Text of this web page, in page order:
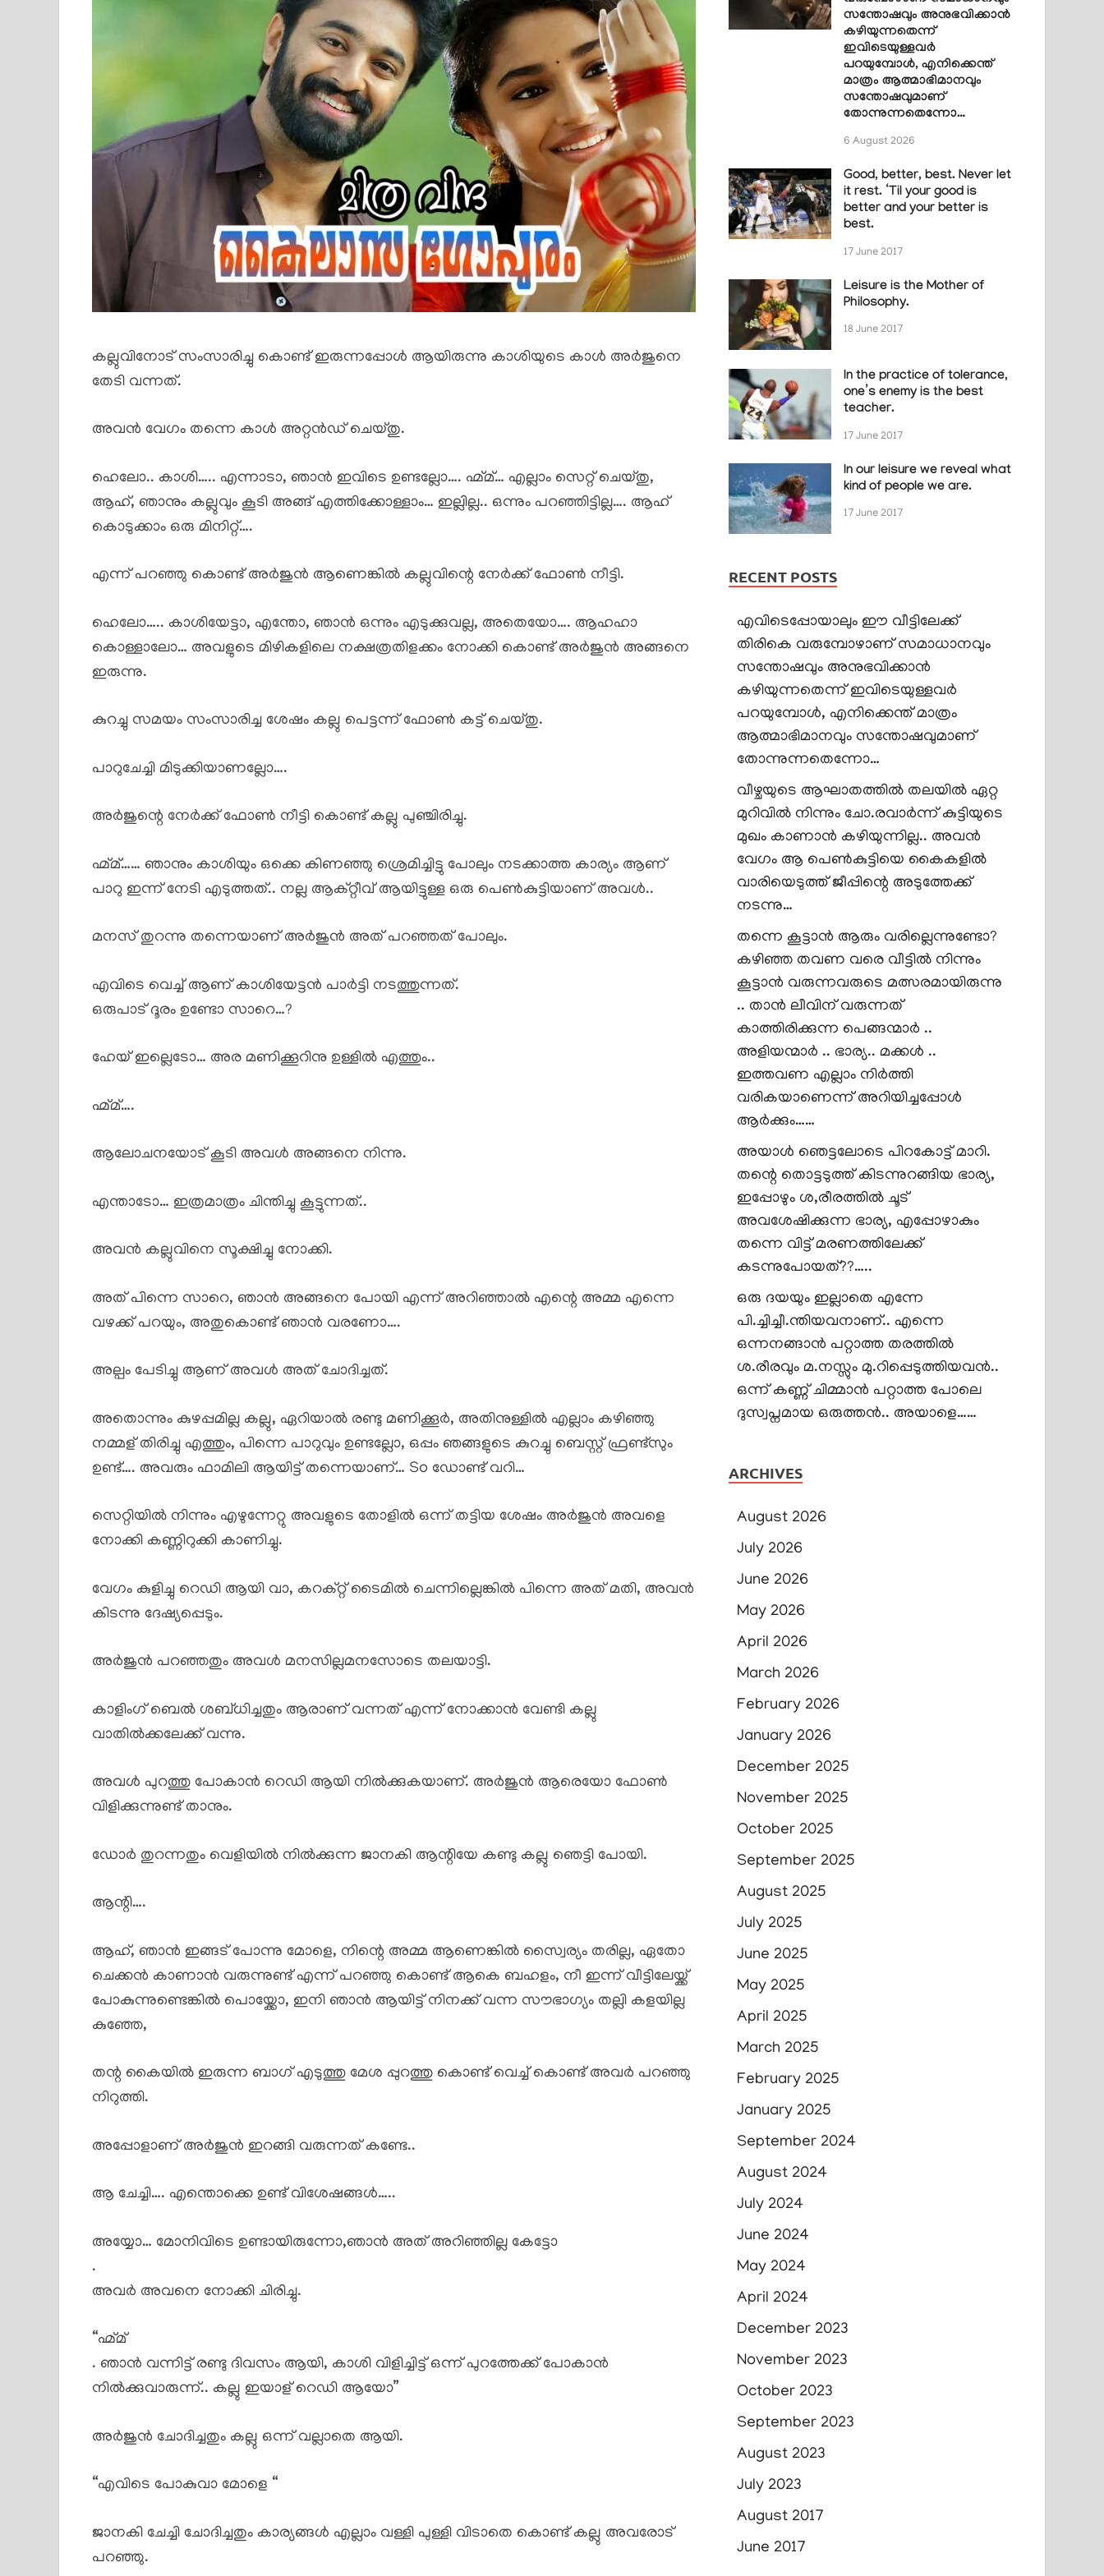
കല്ലുവിനോട് സംസാരിച്ചു കൊണ്ട് ഇരുന്നപ്പോൾ ആയിരുന്നു കാശിയുടെ കാൾ അർജുനെ
തേടി വന്നത്.
അവൻ വേഗം തന്നെ കാൾ അറ്റൻഡ് ചെയ്തു.
ഹെലോ.. കാശി….. എന്നാടാ, ഞാൻ ഇവിടെ ഉണ്ടല്ലോ…. ഹ്മ്മ്… എല്ലാം സെറ്റ് ചെയ്തു,
ആഹ്, ഞാനും കല്ലുവും കൂടി അങ്ങ് എത്തിക്കോള്ളാം… ഇല്ലില്ല.. ഒന്നും പറഞ്ഞിട്ടില്ല…. ആഹ്
കൊടുക്കാം ഒരു മിനിറ്റ്….
എന്ന് പറഞ്ഞു കൊണ്ട് അർജുൻ ആണെങ്കിൽ കല്ലുവിന്റെ നേർക്ക് ഫോൺ നീട്ടി.
ഹെലോ….. കാശിയേട്ടാ, എന്തോ, ഞാൻ ഒന്നും എടുക്കുവല്ല, അതെയോ…. ആഹഹാ
കൊള്ളാലോ… അവളുടെ മിഴികളിലെ നക്ഷത്രതിളക്കം നോക്കി കൊണ്ട് അർജുൻ അങ്ങനെ
ഇരുന്നു.
കുറച്ചു സമയം സംസാരിച്ച ശേഷം കല്ലു പെട്ടന്ന് ഫോൺ കട്ട്‌ ചെയ്തു.
പാറുചേച്ചി മിടുക്കിയാണല്ലോ….
അർജുന്റെ നേർക്ക് ഫോൺ നീട്ടി കൊണ്ട് കല്ലു പുഞ്ചിരിച്ചു.
ഹ്മ്മ്…… ഞാനും കാശിയും ഒക്കെ കിണഞ്ഞു ശ്രെമിച്ചിട്ടു പോലും നടക്കാത്ത കാര്യം ആണ്
പാറു ഇന്ന് നേടി എടുത്തത്.. നല്ല ആക്റ്റീവ് ആയിട്ടുള്ള ഒരു പെൺകുട്ടിയാണ് അവൾ..
മനസ് തുറന്നു തന്നെയാണ് അർജുൻ അത് പറഞ്ഞത് പോലും.
എവിടെ വെച്ച് ആണ് കാശിയേട്ടൻ പാർട്ടി നടത്തുന്നത്.
ഒരുപാട് ദൂരം ഉണ്ടോ സാറെ…?
ഹേയ് ഇല്ലെടോ… അര മണിക്കൂറിനു ഉള്ളിൽ എത്തും..
ഹ്മ്മ്….
ആലോചനയോട് കൂടി അവൾ അങ്ങനെ നിന്നു.
എന്താടോ… ഇത്രമാത്രം ചിന്തിച്ചു കൂട്ടുന്നത്..
അവൻ കല്ലുവിനെ സൂക്ഷിച്ചു നോക്കി.
അത് പിന്നെ സാറെ, ഞാൻ അങ്ങനെ പോയി എന്ന് അറിഞ്ഞാൽ എന്റെ അമ്മ എന്നെ
വഴക്ക് പറയും, അതുകൊണ്ട് ഞാൻ വരണോ….
അല്പം പേടിച്ചു ആണ് അവൾ അത് ചോദിച്ചത്.
അതൊന്നും കുഴപ്പമില്ല കല്ലു, ഏറിയാൽ രണ്ടു മണിക്കൂർ, അതിനുള്ളിൽ എല്ലാം കഴിഞ്ഞു
നമ്മള് തിരിച്ചു എത്തും, പിന്നെ പാറുവും ഉണ്ടല്ലോ, ഒപ്പം ഞങ്ങളുടെ കുറച്ചു ബെസ്റ്റ് ഫ്രണ്ട്സും
ഉണ്ട്…. അവരും ഫാമിലി ആയിട്ട് തന്നെയാണ്… So ഡോണ്ട് വറി…
സെറ്റിയിൽ നിന്നും എഴുന്നേറ്റു അവളുടെ തോളിൽ ഒന്ന് തട്ടിയ ശേഷം അർജുൻ അവളെ
നോക്കി കണ്ണിറുക്കി കാണിച്ചു.
വേഗം കുളിച്ചു റെഡി ആയി വാ, കറക്റ്റ് ടൈമിൽ ചെന്നില്ലെങ്കിൽ പിന്നെ അത് മതി, അവൻ
കിടന്നു ദേഷ്യപ്പെടും.
അർജുൻ പറഞ്ഞതും അവൾ മനസില്ലമനസോടെ തലയാട്ടി.
കാളിംഗ് ബെൽ ശബ്ധിച്ചതും ആരാണ് വന്നത് എന്ന് നോക്കാൻ വേണ്ടി കല്ലു
വാതിൽക്കലേക്ക് വന്നു.
അവൾ പുറത്തു പോകാൻ റെഡി ആയി നിൽക്കുകയാണ്. അർജുൻ ആരെയോ ഫോൺ
വിളിക്കുന്നുണ്ട് താനും.
ഡോർ തുറന്നതും വെളിയിൽ നിൽക്കുന്ന ജാനകി ആന്റിയേ കണ്ടു കല്ലു ഞെട്ടി പോയി.
ആന്റി….
ആഹ്, ഞാൻ ഇങ്ങട് പോന്നു മോളെ, നിന്റെ അമ്മ ആണെങ്കിൽ സ്വൈര്യം തരില്ല, ഏതോ
ചെക്കൻ കാണാൻ വരുന്നുണ്ട് എന്ന് പറഞ്ഞു കൊണ്ട് ആകെ ബഹളം, നീ ഇന്ന് വീട്ടിലേയ്ക്ക്
പോകുന്നുണ്ടെങ്കിൽ പൊയ്ക്കോ, ഇനി ഞാൻ ആയിട്ട് നിനക്ക് വന്ന സൗഭാഗ്യം തല്ലി കളയില്ല
കുഞ്ഞേ,
തന്റ കൈയിൽ ഇരുന്ന ബാഗ് എടുത്തു മേശ പ്പുറത്തു കൊണ്ട് വെച്ച് കൊണ്ട് അവർ പറഞ്ഞു
നിറുത്തി.
അപ്പോളാണ് അർജുൻ ഇറങ്ങി വരുന്നത് കണ്ടേ..
ആ ചേച്ചി…. എന്തൊക്കെ ഉണ്ട് വിശേഷങ്ങൾ…..
അയ്യോ… മോനിവിടെ ഉണ്ടായിരുന്നോ,ഞാൻ അത് അറിഞ്ഞില്ല കേട്ടോ
.
അവർ അവനെ നോക്കി ചിരിച്ചു.
“ഹ്മ്മ്
. ഞാൻ വന്നിട്ട് രണ്ടു ദിവസം ആയി, കാശി വിളിച്ചിട്ട് ഒന്ന് പുറത്തേക്ക് പോകാൻ
നിൽക്കുവാരുന്ന്.. കല്ലു ഇയാള് റെഡി ആയോ”
അർജുൻ ചോദിച്ചതും കല്ലു ഒന്ന് വല്ലാതെ ആയി.
“എവിടെ പോകുവാ മോളെ “
ജാനകി ചേച്ചി ചോദിച്ചതും കാര്യങ്ങൾ എല്ലാം വള്ളി പുള്ളി വിടാതെ കൊണ്ട് കല്ലു അവരോട്
പറഞ്ഞു.
സന്തോഷവും അനുഭവിക്കാൻ
കഴിയുന്നതെന്ന്
ഇവിടെയുള്ളവർ
പറയുമ്പോൾ, എനിക്കെന്ത്
മാത്രം ആത്മാഭിമാനവും
സന്തോഷവുമാണ്
തോന്നുന്നതെന്നോ…
6 August 2026
Good, better, best. Never let
it rest. ‘Til your good is
better and your better is
best.
17 June 2017
Leisure is the Mother of
Philosophy.
18 June 2017
In the practice of tolerance,
one’s enemy is the best
teacher.
17 June 2017
In our leisure we reveal what
kind of people we are.
17 June 2017
RECENT POSTS
എവിടെപ്പോയാലും ഈ വീട്ടിലേക്ക്
തിരികെ വരുമ്പോഴാണ് സമാധാനവും
സന്തോഷവും അനുഭവിക്കാൻ
കഴിയുന്നതെന്ന് ഇവിടെയുള്ളവർ
പറയുമ്പോൾ, എനിക്കെന്ത് മാത്രം
ആത്മാഭിമാനവും സന്തോഷവുമാണ്
തോന്നുന്നതെന്നോ…
വീഴ്ചയുടെ ആഘാതത്തിൽ തലയിൽ ഏറ്റ
മുറിവിൽ നിന്നും ചോ.രവാർന്ന് കുട്ടിയുടെ
മുഖം കാണാൻ കഴിയുന്നില്ല.. അവൻ
വേഗം ആ പെൺകുട്ടിയെ കൈകളിൽ
വാരിയെടുത്ത് ജീപ്പിന്റെ അടുത്തേക്ക്
നടന്നു…
തന്നെ കൂട്ടാൻ ആരും വരില്ലെന്നുണ്ടോ?
കഴിഞ്ഞ തവണ വരെ വീട്ടിൽ നിന്നും
കൂട്ടാൻ വരുന്നവരുടെ മത്സരമായിരുന്നു
.. താൻ ലീവിന് വരുന്നത്
കാത്തിരിക്കുന്ന പെങ്ങന്മാർ ..
അളിയന്മാർ .. ഭാര്യ.. മക്കൾ ..
ഇത്തവണ എല്ലാം നിർത്തി
വരികയാണെന്ന് അറിയിച്ചപ്പോൾ
ആർക്കും……
അയാൾ ഞെട്ടലോടെ പിറകോട്ട് മാറി.
തന്റെ തൊട്ടടുത്ത് കിടന്നുറങ്ങിയ ഭാര്യ,
ഇപ്പോഴും ശ,രീരത്തിൽ ചൂട്
അവശേഷിക്കുന്ന ഭാര്യ, എപ്പോഴാകും
തന്നെ വിട്ട് മരണത്തിലേക്ക്
കടന്നുപോയത്??…..
ഒരു ദയയും ഇല്ലാതെ എന്നേ
പി.ച്ചിച്ചീ.ന്തിയവനാണ്.. എന്നെ
ഒന്നനങ്ങാൻ പറ്റാത്ത തരത്തിൽ
ശ.രീരവും മ.നസ്സും മു.റിപ്പെടുത്തിയവൻ..
ഒന്ന് കണ്ണ് ചിമ്മാൻ പറ്റാത്ത പോലെ
ദുസ്വപ്നമായ ഒരുത്തൻ.. അയാളെ……
ARCHIVES
August 2026
July 2026
June 2026
May 2026
April 2026
March 2026
February 2026
January 2026
December 2025
November 2025
October 2025
September 2025
August 2025
July 2025
June 2025
May 2025
April 2025
March 2025
February 2025
January 2025
September 2024
August 2024
July 2024
June 2024
May 2024
April 2024
December 2023
November 2023
October 2023
September 2023
August 2023
July 2023
August 2017
June 2017